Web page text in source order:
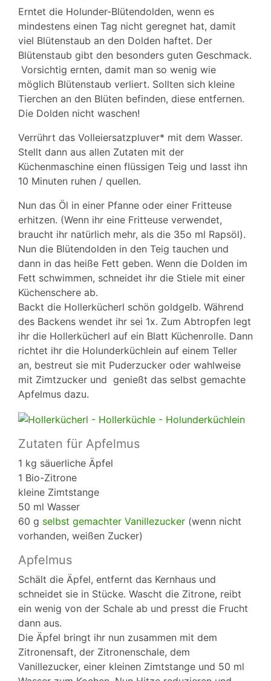
Erntet die Holunder-Blütendolden, wenn es
mindestens einen Tag nicht geregnet hat, damit
viel Blütenstaub an den Dolden haftet. Der
Blütenstaub gibt den besonders guten Geschmack.
Vorsichtig ernten, damit man so wenig wie
möglich Blütenstaub verliert. Sollten sich kleine
Tierchen an den Blüten befinden, diese entfernen.
Die Dolden nicht waschen!
Verrührt das Volleiersatzpluver* mit dem Wasser.
Stellt dann aus allen Zutaten mit der
Küchenmaschine einen flüssigen Teig und lasst ihn
10 Minuten ruhen / quellen.
Nun das Öl in einer Pfanne oder einer Fritteuse
erhitzen. (Wenn ihr eine Fritteuse verwendet,
braucht ihr natürlich mehr, als die 35o ml Rapsöl).
Nun die Blütendolden in den Teig tauchen und
dann in das heiße Fett geben. Wenn die Dolden im
Fett schwimmen, schneidet ihr die Stiele mit einer
Küchenschere ab.
Backt die Hollerkücherl schön goldgelb. Während
des Backens wendet ihr sei 1x. Zum Abtropfen legt
ihr die Hollerkücherl auf ein Blatt Küchenrolle. Dann
richtet ihr die Holunderküchlein auf einem Teller
an, bestreut sie mit Puderzucker oder wahlweise
mit Zimtzucker und genießt das selbst gemachte
Apfelmus dazu.
Zutaten für Apfelmus
1 kg säuerliche Äpfel
1 Bio-Zitrone
kleine Zimtstange
50 ml Wasser
60 g selbst gemachter Vanillezucker (wenn nicht
vorhanden, weißen Zucker)
Apfelmus
Schält die Äpfel, entfernt das Kernhaus und
schneidet sie in Stücke. Wascht die Zitrone, reibt
ein wenig von der Schale ab und presst die Frucht
dann aus.
Die Äpfel bringt ihr nun zusammen mit dem
Zitronensaft, der Zitronenschale, dem
Vanillezucker, einer kleinen Zimtstange und 50 ml